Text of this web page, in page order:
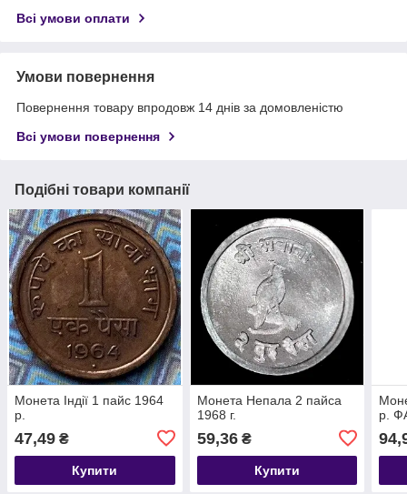
Всі умови оплати
Умови повернення
Повернення товару впродовж 14 днів за домовленістю
Всі умови повернення
Подібні товари компанії
Монета Індії 1 пайс 1964
р.
47,49 ₴
Купити
Монета Непала 2 пайса
1968 г.
59,36₴
Купити
р.